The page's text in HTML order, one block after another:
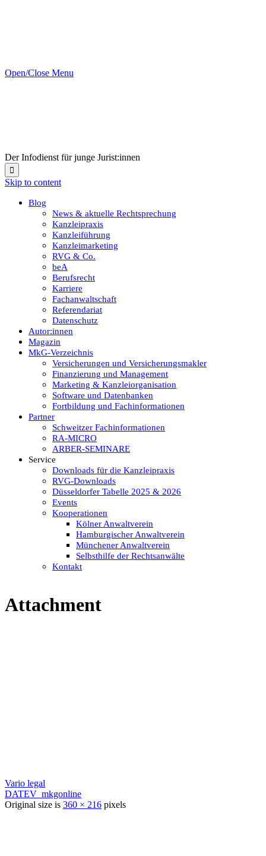
Open/Close Menu
Der Infodienst für junge Jurist:innen

Skip to content
Blog
News & aktuelle Rechtsprechung
Kanzleipraxis
Kanzleiführung
Kanzleimarketing
RVG & Co.
beA
Berufsrecht
Karriere
Fachanwaltschaft
Referendariat
Datenschutz
Autor:innen
Magazin
MkG-Verzeichnis
Versicherungen und Versicherungsmakler
Finanzierung und Management
Marketing & Kanzleiorganisation
Software und Datenbanken
Fortbildung und Fachinformationen
Partner
Schweitzer Fachinformationen
RA-MICRO
ARBER-SEMINARE
Service
Downloads für die Kanzleipraxis
RVG-Downloads
Düsseldorfer Tabelle 2025 & 2026
Events
Kooperationen
Kölner Anwaltverein
Hamburgischer Anwaltverein
Münchener Anwaltverein
Selbsthilfe der Rechtsanwälte
Kontakt
Attachment
Vario legal
DATEV_mkgonline
Original size is 360 × 216 pixels